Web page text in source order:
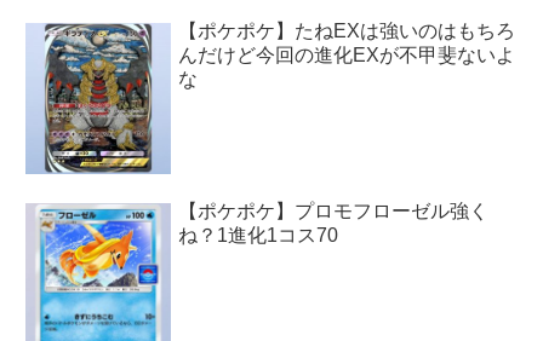
【ポケポケ】たねEXは強いのはもちろ
んだけど今回の進化EXが不甲斐ないよ
な
【ポケポケ】プロモフローゼル強く
ね？1進化1コス70